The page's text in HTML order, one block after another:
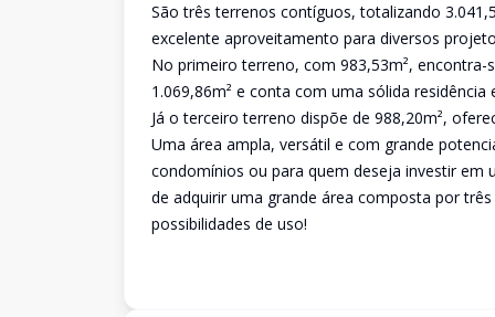
São três terrenos contíguos, totalizando
excelente aproveitamento para diversos
No primeiro terreno, com 983,53m²,
1.069,86m² e conta com uma sólida
Já o terceiro terreno dispõe de 988,20m²,
Uma área ampla, versátil e com grande
condomínios ou para quem deseja investir
de adquirir uma grande área composta por
possibilidades de uso!